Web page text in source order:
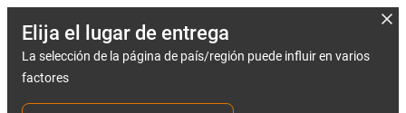
Elija el lugar de entrega
La selección de la página de país/región puede influir en varios
factores